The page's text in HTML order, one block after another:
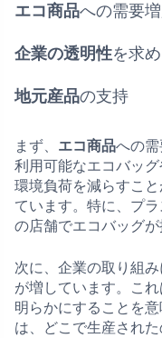
エコ商品への需要
企業の透明性を求
地元産品の支持
まず、 エコ商品への
利用可能なエコバッ
環境負荷を減らすこ
ています。特に、プ
の店舗でエコバッグが
次に、企業の取り組
が増しています。こ
明らかにすることを
は、どこで生産され